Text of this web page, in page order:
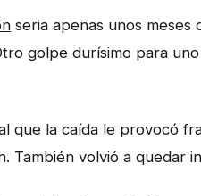
seria apenas unos
golpe durísimo para
que la caída le provocó
También volvió a quedar